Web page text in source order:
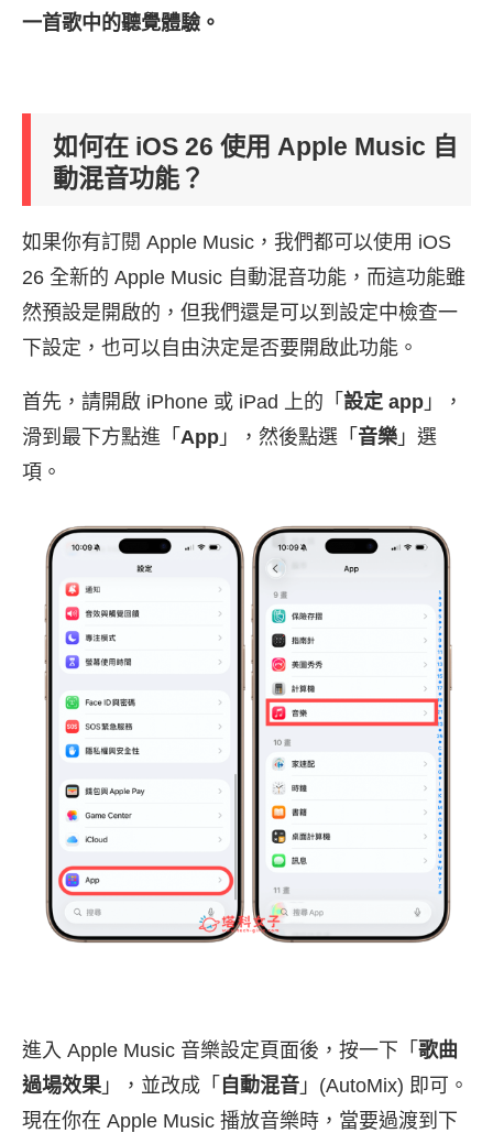
一首歌中的聽覺體驗。
如何在 iOS 26 使用 Apple Music 自
動混音功能？
如果你有訂閱 Apple Music，我們都可以使用 iOS
26 全新的 Apple Music 自動混音功能，而這功能雖
然預設是開啟的，但我們還是可以到設定中檢查一
下設定，也可以自由決定是否要開啟此功能。
首先，請開啟 iPhone 或 iPad 上的「 設定 app 」，
滑到最下方點進「 App 」，然後點選「 音樂 」選
項。
進入 Apple Music 音樂設定頁面後，按一下「 歌曲
過場效果 」，並改成「 自動混音 」(AutoMix) 即可。
現在你在 Apple Music 播放音樂時，當要過渡到下